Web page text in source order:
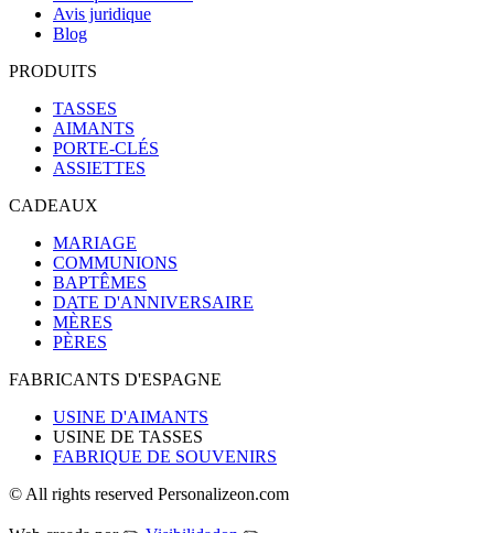
Avis juridique
Blog
PRODUITS
TASSES
AIMANTS
PORTE-CLÉS
ASSIETTES
CADEAUX
MARIAGE
COMMUNIONS
BAPTÊMES
DATE D'ANNIVERSAIRE
MÈRES
PÈRES
FABRICANTS D'ESPAGNE
USINE D'AIMANTS
USINE DE TASSES
FABRIQUE DE SOUVENIRS
© All rights reserved Personalizeon.com